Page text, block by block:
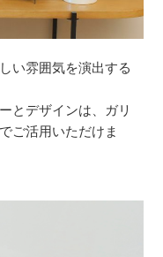
い雰囲気を演出する
とデザインは、ガリ
ご活用いただけま